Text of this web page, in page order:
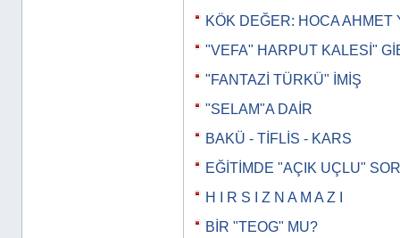
KÖK DEĞER: HOCA AHMET
"VEFA" HARPUT KALESİ"
"FANTAZİ TÜRKÜ" İMİŞ
"SELAM"A DAİR
BAKÜ - TİFLİS - KARS
EĞİTİMDE "AÇIK UÇLU"
H I R S I Z N A M A Z I
BİR "TEOG" MU?